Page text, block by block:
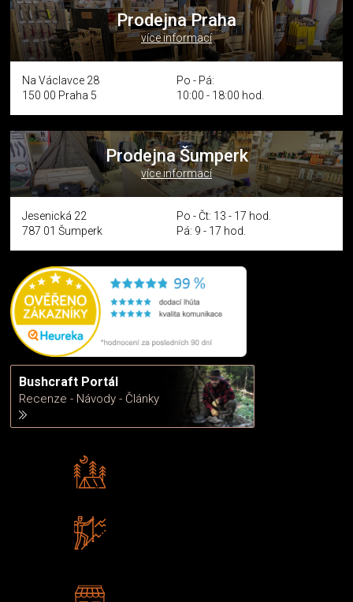
Prodejna Praha
více informací
Na Václavce 28
150 00 Praha 5
Po - Pá:
10:00 - 18:00 hod.
Prodejna Šumperk
více informací
Jesenická 22
787 01 Šumperk
Po - Čt: 13 - 17 hod.
Pá: 9 - 17 hod.
Bushcraft Portál
Recenze - Návody - Články